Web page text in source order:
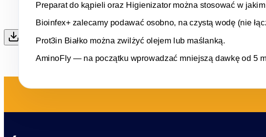
Preparat do kąpieli oraz Higienizator można stosować w
Bioinfex+ zalecamy podawać osobno, na czystą wodę (nie
Prot3in Białko można zwilżyć olejem lub maślanką.
AminoFly — na początku wprowadzać mniejszą dawkę od 5
Pobierz jako PDF